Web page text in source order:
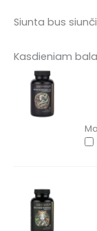
Siunta bus
Kasdieniam